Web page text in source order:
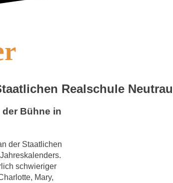
Realschule
Bühne in
der Staatlichen
schwieriger
Mary,